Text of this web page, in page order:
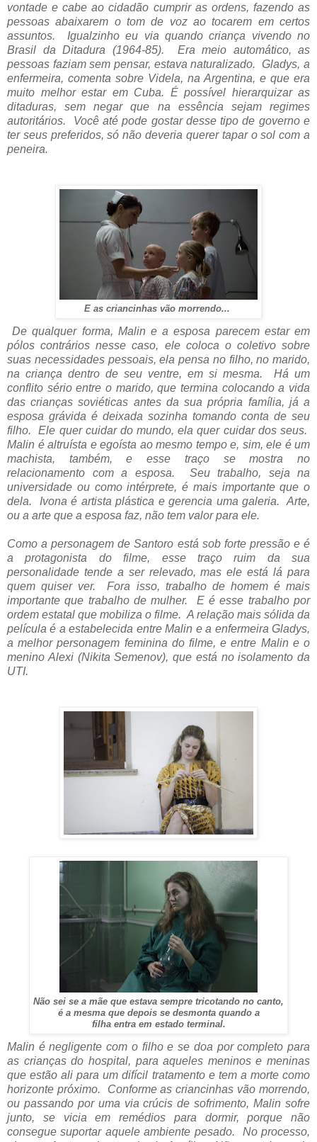
vontade e cabe ao cidadão cumprir as ordens, fazendo as
pessoas abaixarem o tom de voz ao tocarem em certos
assuntos. Igualzinho eu via quando criança vivendo no
Brasil da Ditadura (1964-85). Era meio automático, as
pessoas faziam sem pensar, estava naturalizado.Gladys, a
enfermeira, comenta sobre Videla, na Argentina, e que era
muito melhor estar em Cuba. É possível hierarquizar as
ditaduras, sem negar que na essência sejam regimes
autoritários. Você até pode gostar desse tipo de governo e
ter seus preferidos, só não deveria querer tapar o sol com a
peneira.
E as criancinhas vão morrendo...
De qualquer forma, Malin e a esposa parecem estar em
pólos contrários nesse caso, ele coloca o coletivo sobre
suas necessidades pessoais, ela pensa no filho, no marido,
na criança dentro de seu ventre, em si mesma. Há um
conflito sério entre o marido, que termina colocando a vida
das crianças soviéticas antes da sua própria família, já a
esposa grávida é deixada sozinha tomando conta de seu
filho. Ele quer cuidar do mundo, ela quer cuidar dos seus.
Malin é altruísta e egoísta ao mesmo tempo e, sim, ele é um
machista, também, e esse traço se mostra no
relacionamento com a esposa. Seu trabalho, seja na
universidade ou como intérprete, é mais importante que o
dela. Ivona é artista plástica e gerencia uma galeria. Arte,
ou a arte que a esposa faz, não tem valor para ele.
Como a personagem de Santoro está sob forte pressão e é
a protagonista do filme, esse traço ruim da sua
personalidade tende a ser relevado, mas ele está lá para
quem quiser ver. Fora isso, trabalho de homem é mais
importante que trabalho de mulher. E é esse trabalho por
ordem estatal que mobiliza o filme. A relação mais sólida da
película é a estabelecida entre Malin e a enfermeira Gladys,
a melhor personagem feminina do filme, e entre Malin e o
menino Alexi (Nikita Semenov), que está no isolamento da
UTI.
Não sei se a mãe que estava sempre tricotando no canto,
é a mesma que depois se desmonta quando a
filha entra em estado terminal.
Malin é negligente com o filho e se doa por completo para
as crianças do hospital, para aqueles meninos e meninas
que estão ali para um difícil tratamento e tem a morte como
horizonte próximo. Conforme as criancinhas vão morrendo,
ou passando por uma via crúcis de sofrimento, Malin sofre
junto, se vicia em remédios para dormir, porque não
consegue suportar aquele ambiente pesado. No processo,